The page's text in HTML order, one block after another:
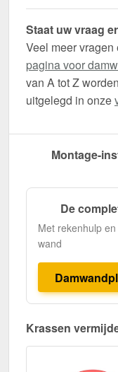
Staat uw vraag
Veel meer
pagina voor
van A tot Z
uitgelegd in onze
Montage-
De
Met rekenhulp
wand
Krassen